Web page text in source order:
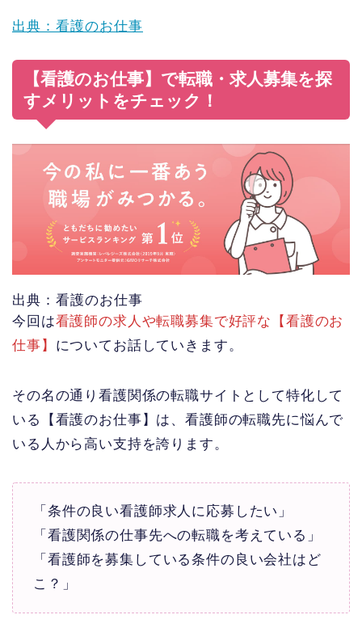
出典：看護のお仕事
【看護のお仕事】で転職・求人募集を探
すメリットをチェック！
出典：看護のお仕事
今回は看護師の求人や転職募集で好評な【看護のお
仕事】 についてお話していきます。
その名の通り看護関係の転職サイトとして特化して
いる【看護のお仕事】は、看護師の転職先に悩んで
いる人から高い支持を誇ります。
「条件の良い看護師求人に応募したい」
「看護関係の仕事先への転職を考えている」
「看護師を募集している条件の良い会社はど
こ？」